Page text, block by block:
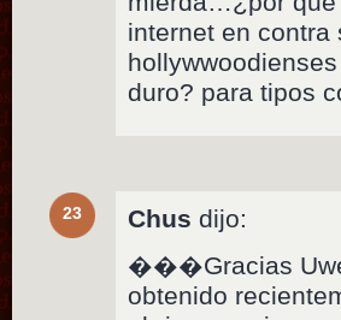
internet en
duro? para tipos
23 Chus dijo:
���Gracias
obtenido